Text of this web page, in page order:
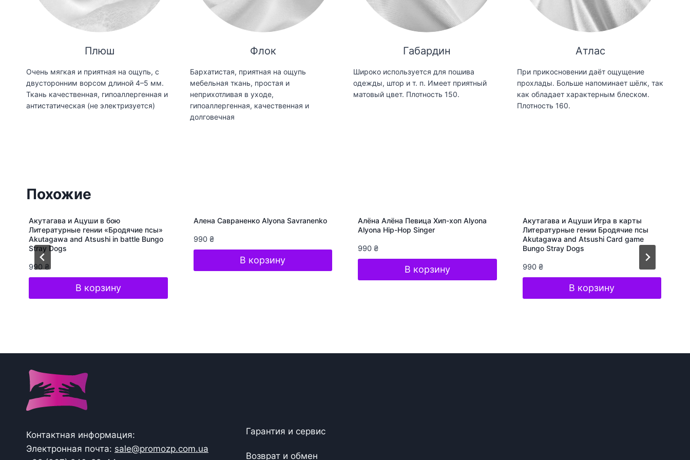
Плюш
Очень мягкая и приятная на ощупь, с
двусторонним ворсом длиной 4–5 мм.
Ткань качественная, гипоаллергенная и
антистатическая (не электризуется)
Флок
Бархатистая, приятная на ощупь
мебельная ткань, простая и
неприхотливая в уходе,
гипоаллергенная, качественная и
долговечная
Габардин
Широко используется для пошива
одежды, штор и т. п. Имеет приятный
матовый цвет. Плотность 150.
Атлас
При прикосновении даёт ощущение
прохлады. Больше напоминает шёлк, так
как обладает характерным блеском.
Плотность 160.
Похожие
Акутагава и Ацуши в бою
Литературные гении «Бродячие псы»
Akutagawa and Atsushi in battle Bungo
Stray Dogs
990 ₴
В корзину
Алена Савраненко Alyona Savranenko
990 ₴
В корзину
Алёна Алёна Певица Хип-хоп Alyona
Alyona Hip-Hop Singer
990 ₴
В корзину
Акутагава и Ацуши Игра в карты
Литературные гении Бродячие псы
Akutagawa and Atsushi Card game
Bungo Stray Dogs
990 ₴
В корзину
Контактная информация:
Электронная почта: sale@promozp.com.ua
Гарантия и сервис
Возврат и обмен